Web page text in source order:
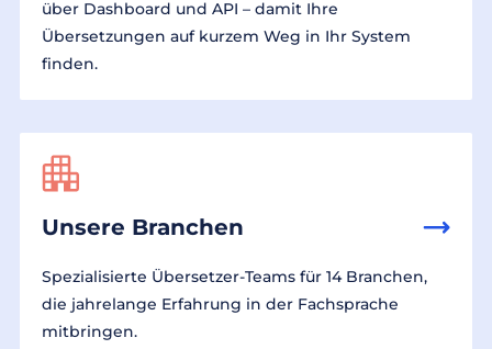
über Dashboard und API – damit Ihre
Übersetzungen auf kurzem Weg in Ihr System
finden.
Unsere Branchen
Spezialisierte Übersetzer-Teams für 14 Branchen,
die jahrelange Erfahrung in der Fachsprache
mitbringen.